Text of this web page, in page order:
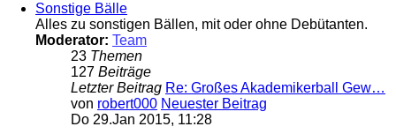
Sonstige Bälle
Alles zu sonstigen Bällen, mit oder ohne Debütanten.
Moderator: Team
23 Themen
127 Beiträge
Letzter Beitrag Re: Großes Akademikerball Gew…
von robert000 Neuester Beitrag
Do 29.Jan 2015, 11:28